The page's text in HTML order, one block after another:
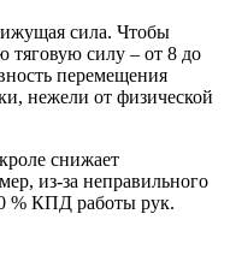
сила. Чтобы
тяговую силу – от 8 до
перемещения
нежели от физической
снижает
из-за неправильного
% КПД работы рук.